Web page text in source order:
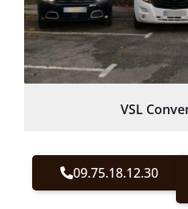
VSL
09.75.18.12.30